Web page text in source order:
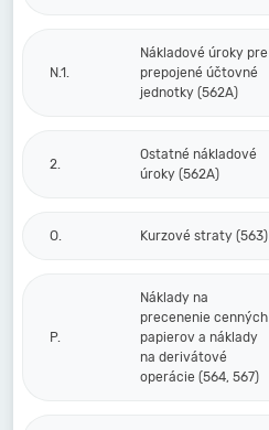
N.1.
Nákladové úroky pre
prepojené účtovné
jednotky (562A)
2.
Ostatné nákladové
úroky (562A)
O. Kurzové straty (563)
P.
Náklady na
precenenie cenných
papierov a náklady
na derivátové
operácie (564, 567)